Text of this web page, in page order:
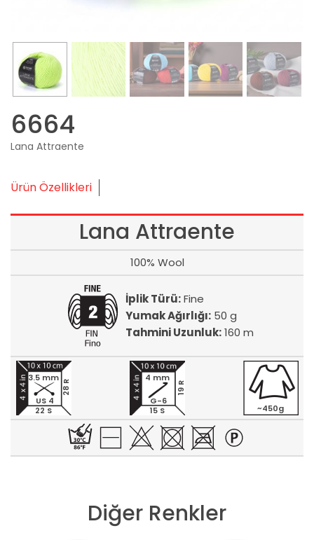
6664
Lana Attraente
Ürün Özellikleri
Lana Attraente
100% Wool
İplik Türü:Fine
Yumak Ağırlığı:50 g
Tahmini Uzunluk:160 m
22 S
28 R
3.5 mm
US 4
15 S
19 R
4 mm
G-6
~450g
Diğer Renkler